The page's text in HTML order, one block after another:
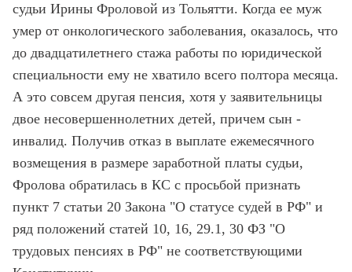
судьи Ирины Фроловой из Тольятти. Когда ее муж
умер от онкологического заболевания, оказалось, что
до двадцатилетнего стажа работы по юридической
специальности ему не хватило всего полтора месяца.
А это совсем другая пенсия, хотя у заявительницы
двое несовершеннолетних детей, причем сын -
инвалид. Получив отказ в выплате ежемесячного
возмещения в размере заработной платы судьи,
Фролова обратилась в КС с просьбой признать
пункт 7 статьи 20 Закона "О статусе судей в РФ" и
ряд положений статей 10, 16, 29.1, 30 ФЗ "О
трудовых пенсиях в РФ" не соответствующими